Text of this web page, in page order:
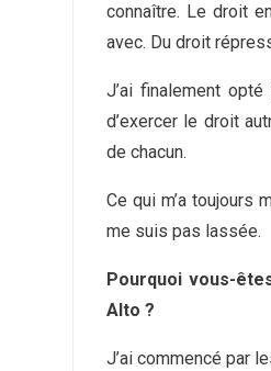
connaître. Le droit
avec. Du droit
J’ai finalement
d’exercer le droit
de chacun.
Ce qui m’a toujours
me suis pas lassée.
Pourquoi vous-
Alto ?
J’ai commencé par